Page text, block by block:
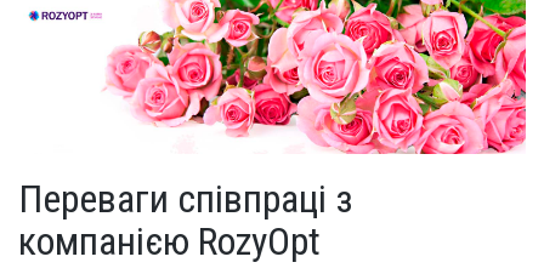
Переваги співпраці з
компанією RozyOpt